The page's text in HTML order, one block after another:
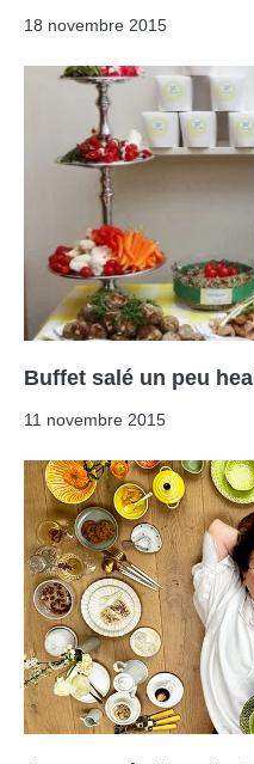
18 novembre 2015
Buffet salé un peu
11 novembre 2015